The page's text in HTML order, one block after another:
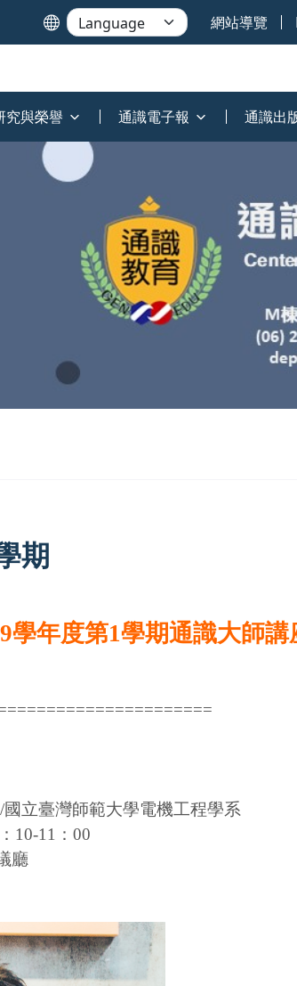
網站導覽
究與榮譽 通識電子報 通識出
期
學年度第1學期通識大師講
立臺灣師範大學電機工程學系
10-11：00
廳